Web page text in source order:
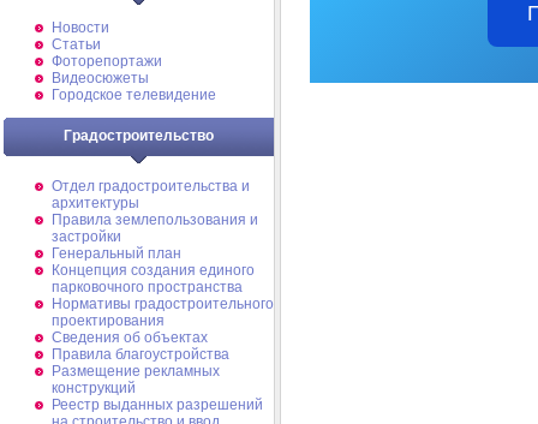
Новости
Статьи
Фоторепортажи
Видеосюжеты
Городское телевидение
Градостроительство
Отдел градостроительства и
архитектуры
Правила землепользования и
застройки
Генеральный план
Концепция создания единого
парковочного пространства
Нормативы градостроительного
проектирования
Сведения об объектах
Правила благоустройства
Размещение рекламных
конструкций
Реестр выданных разрешений